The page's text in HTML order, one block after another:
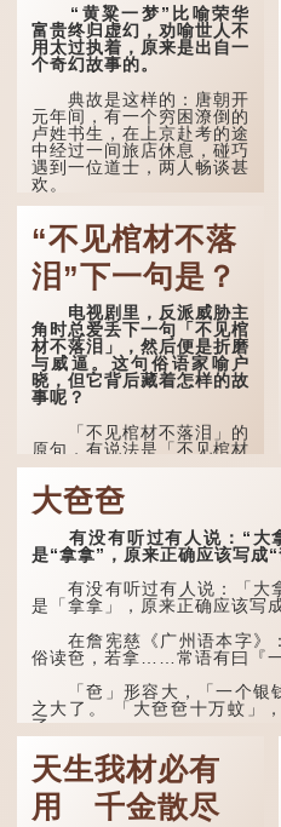
孔子在《论语·子罕》
也说：「知者不惑，仁者不
忧，勇者不惧。」「知」与
智慧的「智」相通，四十岁
的男人应已累积足够智慧，
不再对自己的人生感到困
惑、忧虑与恐惧。
到了五十岁，...
“黄粱一梦”比喻荣华
富贵终归虚幻，劝喻世人不
用太过执着，原来是出自一
个奇幻故事的。
典故是这样的：唐朝开
元年间，有一个穷困潦倒的
卢姓书生，在上京赴考的途
中经过一间旅店休息，碰巧
遇到一位道士，两人畅谈甚
欢。
自己虽贵为读书人，但一直
未能考取功名，仍然贫困，
感到十分落泊。于是，道士
拿出一个青瓷枕头，让卢姓
书生睡一睡，便能满足他希
望得到荣华富贵的愿望。
这时，...
“不见棺材不落
泪”下一句是？
电视剧里，反派威胁主
角时总爱丢下一句「不见棺
材不落泪」，然后便是折磨
与威逼。这句俗语家喻户
晓，但它背后藏着怎样的故
事呢？
「不见棺材不落泪」的
原句，有说法是「不见棺材
不下泪」或「不见亲棺不下
泪」，出自明朝兰陵笑笑生
所著的《金瓶梅词话》第九
十八回。原意是指人未亲眼
见到亲人棺木，便不会真正
感到悲伤；后来引申为比喻
人执迷不悟，不到彻底失
败，便不肯罢休。
许多人对这上半句耳熟
能详，但它其实还有下半句
——「不到黄河心不死」...
大夿夿
有没有听过有人说：“大
是“拿拿”，原来正确应该写成“
有没有听过有人说：「大
是「拿拿」，原来正确应该写
在詹宪慈《广州语本字》：
俗读夿，若拿……常语有曰『一
「夿」形​​容大，「一个银
之大了。 「大夿夿十万蚊」
了。...
天生我材必有
用 千金散尽